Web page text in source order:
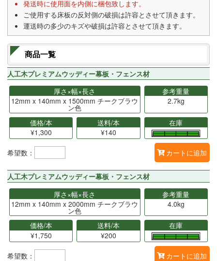
発送時に使用面を内側に梱包致します。
ご使用する床板の反対側の破損は許容とさせて頂きます。
運送時の多少のキズや破損は許容とさせて頂きます。
商品一覧
人工木プレミアムウッディー幕板・フェンス材
厚さ×幅×長さ
12mm x 140mm x 1500mm チークブラウ
ン色
参考重量
2.7kg
価格/本
¥1,300
送料/本
¥140
在庫
希望数： カートに追加
人工木プレミアムウッディー幕板・フェンス材
厚さ×幅×長さ
12mm x 140mm x 2000mm チークブラウ
ン色
参考重量
4.0kg
価格/本
¥1,750
送料/本
¥200
在庫
希望数： カートに追加